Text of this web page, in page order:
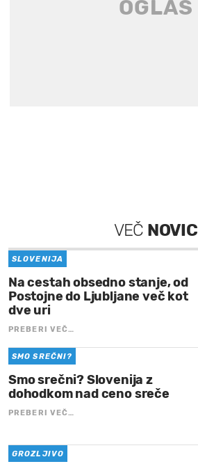
VEČ NOVIC
SLOVENIJA
Na cestah obsedno stanje, od
Postojne do Ljubljane več kot
dve uri
PREBERI VEČ…
SMO SREČNI?
Smo srečni? Slovenija z
dohodkom nad ceno sreče
PREBERI VEČ…
GROZLJIVO